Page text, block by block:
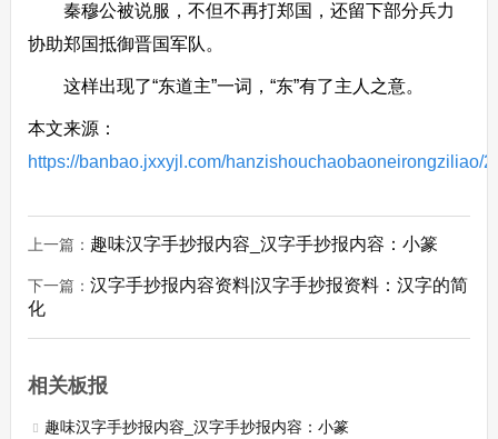
秦穆公被说服，不但不再打郑国，还留下部分兵力
协助郑国抵御晋国军队。
这样出现了“东道主”一词，“东”有了主人之意。
本文来源：
https://banbao.jxxyjl.com/hanzishouchaobaoneirongziliao/
上一篇： 趣味汉字手抄报内容_汉字手抄报内容：小篆
下一篇： 汉字手抄报内容资料|汉字手抄报资料：汉字的简
化
相关板报
趣味汉字手抄报内容_汉字手抄报内容：小篆